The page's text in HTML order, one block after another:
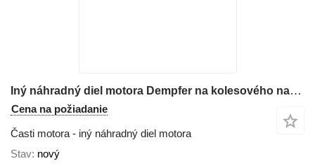
Iný náhradný diel motora Dempfer na kolesového nakladača Komatsu WA380
Cena na požiadanie
Časti motora - iný náhradný diel motora
Stav nový